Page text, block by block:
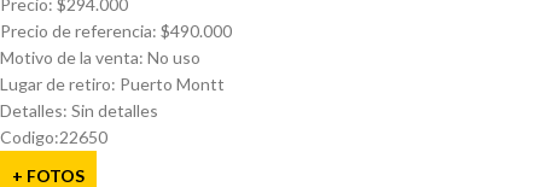
Precio de referencia: $490.000
Motivo de la venta: No uso
Lugar de retiro: Puerto Montt
Detalles: Sin detalles
Codigo:22650
+ FOTOS